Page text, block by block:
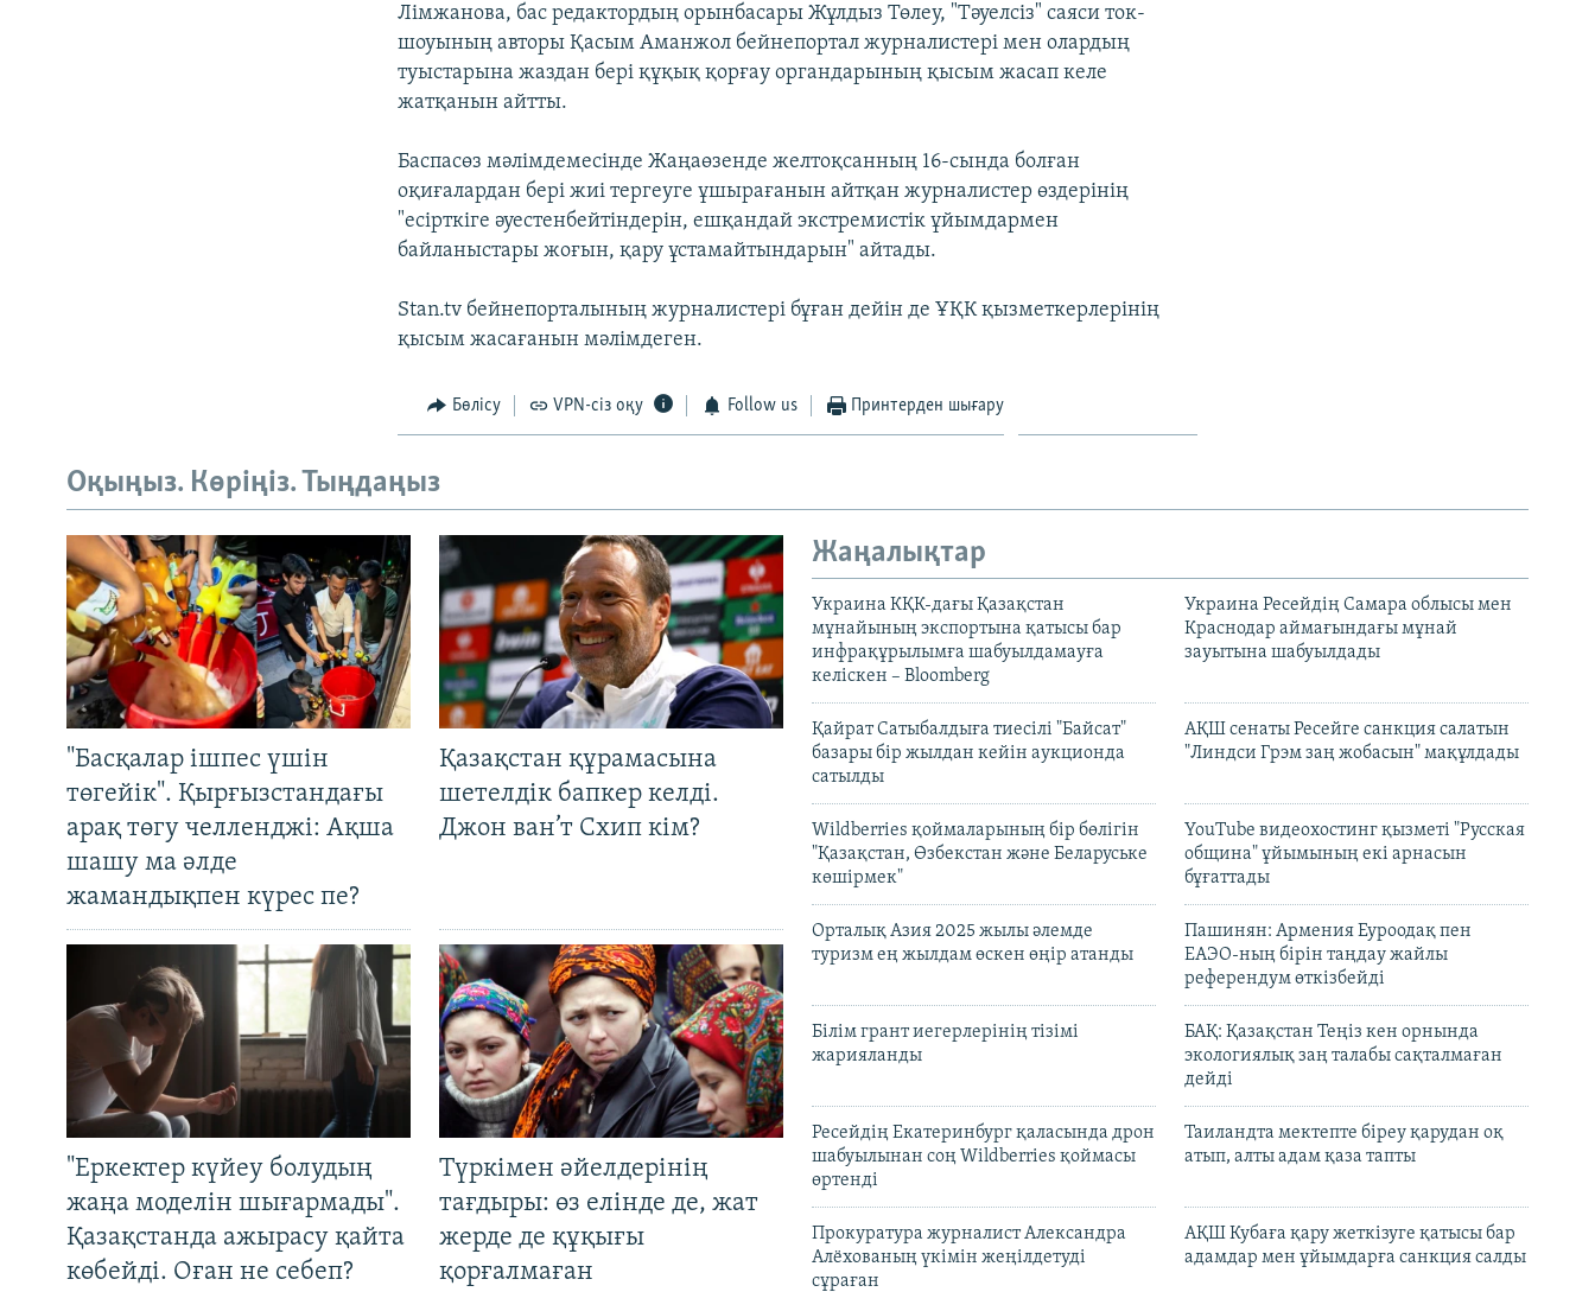
Лімжанова, бас редактордың орынбасары Жұлдыз Төлеу, "Тәуелсіз" саяси ток-
шоуының авторы Қасым Аманжол бейнепортал журналистері мен олардың
туыстарына жаздан бері құқық қорғау органдарының қысым жасап келе
жатқанын айтты.
Баспасөз мәлімдемесінде Жаңаөзенде желтоқсанның 16-сында болған
оқиғалардан бері жиі тергеуге ұшырағанын айтқан журналистер өздерінің
"есірткіге әуестенбейтіндерін, ешқандай экстремистік ұйымдармен
байланыстары жоғын, қару ұстамайтындарын" айтады.
Stan.tv бейнепорталының журналистері бұған дейін де ҰҚК қызметкерлерінің
қысым жасағанын мәлімдеген.
Бөлісу VPN-сіз оқу Follow us Принтерден шығару
Оқыңыз. Көріңіз. Тыңдаңыз
"Басқалар ішпес үшін
төгейік". Қырғызстандағы
арақ төгу челленджі: Ақша
шашу ма әлде
жамандықпен күрес пе?
Қазақстан құрамасына
шетелдік бапкер келді.
Джон ван’т Схип кім?
"Еркектер күйеу болудың
жаңа моделін шығармады".
Қазақстанда ажырасу қайта
көбейді. Оған не себеп?
Түркімен әйелдерінің
тағдыры: өз елінде де, жат
жерде де құқығы
қорғалмаған
Жаңалықтар
Украина КҚК-дағы Қазақстан
мұнайының экспортына қатысы бар
инфрақұрылымға шабуылдамауға
келіскен – Bloomberg
Украина Ресейдің Самара облысы мен
Краснодар аймағындағы мұнай
зауытына шабуылдады
Қайрат Сатыбалдыға тиесілі "Байсат"
базары бір жылдан кейін аукционда
сатылды
АҚШ сенаты Ресейге санкция салатын
"Линдси Грэм заң жобасын" мақұлдады
Wildberries қоймаларының бір бөлігін
"Қазақстан, Өзбекстан және Беларуське
көшірмек"
YouTube видеохостинг қызметі "Русская
община" ұйымының екі арнасын
бұғаттады
Орталық Азия 2025 жылы әлемде
туризм ең жылдам өскен өңір атанды
Пашинян: Армения Еуроодақ пен
ЕАЭО-ның бірін таңдау жайлы
референдум өткізбейді
Білім грант иегерлерінің тізімі
жарияланды
БАҚ: Қазақстан Теңіз кен орнында
экологиялық заң талабы сақталмаған
дейді
Ресейдің Екатеринбург қаласында дрон
шабуылынан соң Wildberries қоймасы
өртенді
Таиландта мектепте біреу қарудан оқ
атып, алты адам қаза тапты
Прокуратура журналист Александра
Алёхованың үкімін жеңілдетуді
сұраған
АҚШ Кубаға қару жеткізуге қатысы бар
адамдар мен ұйымдарға санкция салды